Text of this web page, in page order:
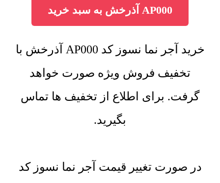
AP000 آذرخش به سبد خرید
خرید آجر نما نسوز کد AP000 آذرخش با
تخفیف فروش ویژه صورت خواهد
گرفت. برای اطلاع از تخفیف ها تماس
بگیرید.
در صورت تغییر قیمت آجر نما نسوز کد